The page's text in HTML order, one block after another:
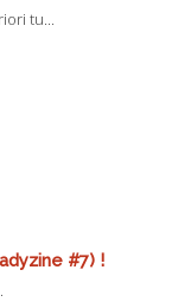
tu...
#7) !